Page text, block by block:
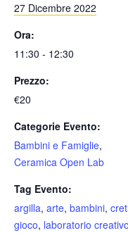
27 Dicembre 2022
Ora:
11:30 - 12:30
Prezzo:
€20
Categorie Evento:
Bambini e Famiglie,
Ceramica Open Lab
Tag Evento:
argilla, arte, bambini,
gioco, laboratorio creativo